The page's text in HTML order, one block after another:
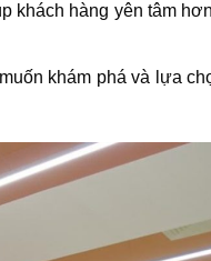
khách hàng yên tâm
khám phá và lựa